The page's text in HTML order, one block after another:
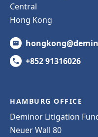
Central
Hong Kong
+852 91316026
HAMBURG OFFICE
Deminor Litigation
Neuer Wall 80